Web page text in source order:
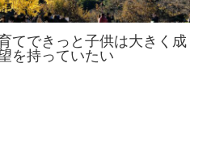
てできっと子供は大きく成
を持っていたい